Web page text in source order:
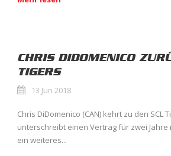
CHRIS DIDOMENICO
TIGERS
13 Jun 2018
Chris DiDomenico (CAN) kehrt zu den SCL
unterschreibt einen Vertrag für zwei
ein weiteres...